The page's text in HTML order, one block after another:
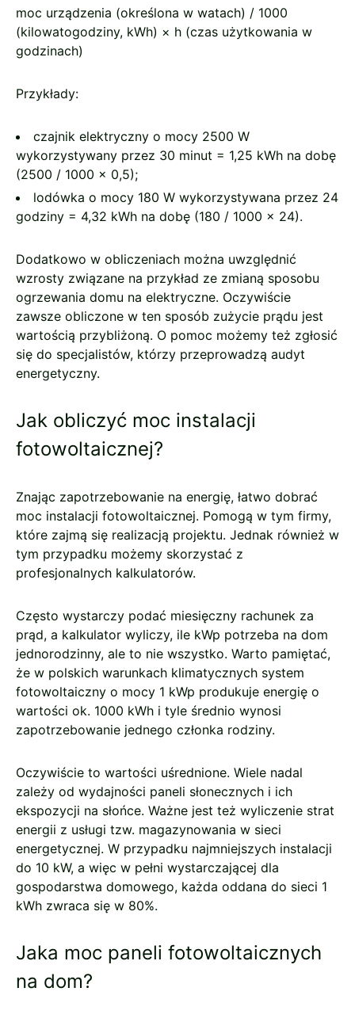
moc urządzenia (określona w watach) / 1000
(kilowatogodziny, kWh) × h (czas użytkowania w
godzinach)
Przykłady:
czajnik elektryczny o mocy 2500 W
wykorzystywany przez 30 minut = 1,25 kWh na dobę
(2500 / 1000 × 0,5);
lodówka o mocy 180 W wykorzystywana przez 24
godziny = 4,32 kWh na dobę (180 / 1000 × 24).
Dodatkowo w obliczeniach można uwzględnić
wzrosty związane na przykład ze zmianą sposobu
ogrzewania domu na elektryczne. Oczywiście
zawsze obliczone w ten sposób zużycie prądu jest
wartością przybliżoną. O pomoc możemy też zgłosić
się do specjalistów, którzy przeprowadzą audyt
energetyczny.
Jak obliczyć moc instalacji
fotowoltaicznej?
Znając zapotrzebowanie na energię, łatwo dobrać
moc instalacji fotowoltaicznej. Pomogą w tym firmy,
które zajmą się realizacją projektu. Jednak również w
tym przypadku możemy skorzystać z
profesjonalnych kalkulatorów.
Często wystarczy podać miesięczny rachunek za
prąd, a kalkulator wyliczy, ile kWp potrzeba na dom
jednorodzinny, ale to nie wszystko. Warto pamiętać,
że w polskich warunkach klimatycznych system
fotowoltaiczny o mocy 1 kWp produkuje energię o
wartości ok. 1000 kWh i tyle średnio wynosi
zapotrzebowanie jednego członka rodziny.
Oczywiście to wartości uśrednione. Wiele nadal
zależy od wydajności paneli słonecznych i ich
ekspozycji na słońce. Ważne jest też wyliczenie strat
energii z usługi tzw. magazynowania w sieci
energetycznej. W przypadku najmniejszych instalacji
do 10 kW, a więc w pełni wystarczającej dla
gospodarstwa domowego, każda oddana do sieci 1
kWh zwraca się w 80%.
Jaka moc paneli fotowoltaicznych
na dom?